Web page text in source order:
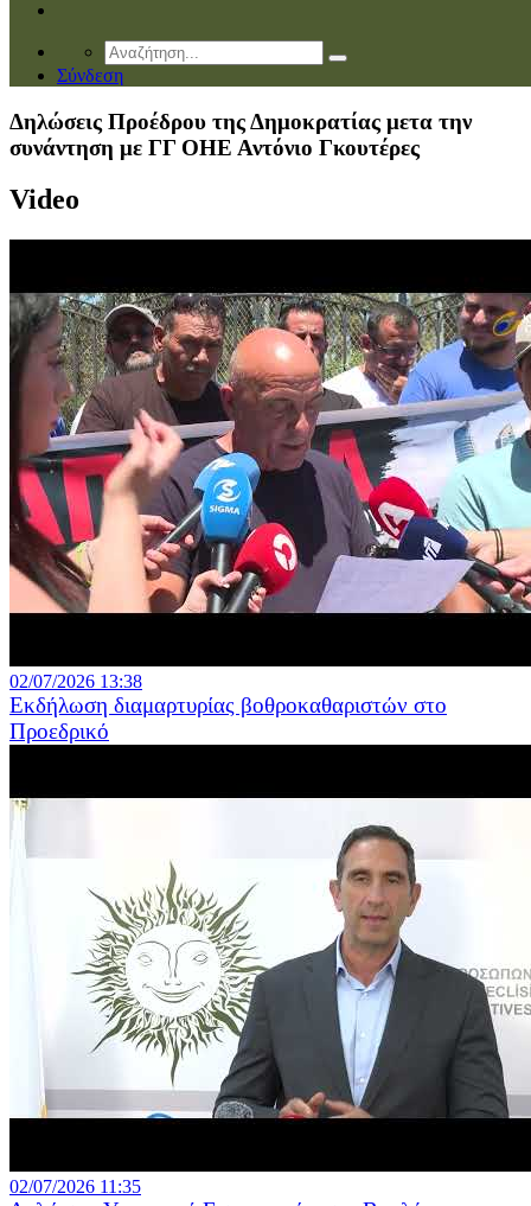
Σύνδεση
Δηλώσεις Προέδρου της Δημοκρατίας μετα την
συνάντηση με ΓΓ ΟΗΕ Αντόνιο Γκουτέρες
Video
02/07/2026 13:38
Εκδήλωση διαμαρτυρίας βοθροκαθαριστών στο
Προεδρικό
02/07/2026 11:35